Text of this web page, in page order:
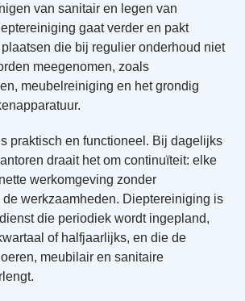
van sanitair en legen van
gaat verder en pakt
die bij regulier onderhoud niet
meegenomen, zoals
meubelreiniging en het grondig
praktisch en functioneel. Bij dagelijks
draait het om continuïteit: elke
werkomgeving zonder
werkzaamheden. Dieptereiniging is
die periodiek wordt ingepland,
of halfjaarlijks, en die de
meubilair en sanitaire